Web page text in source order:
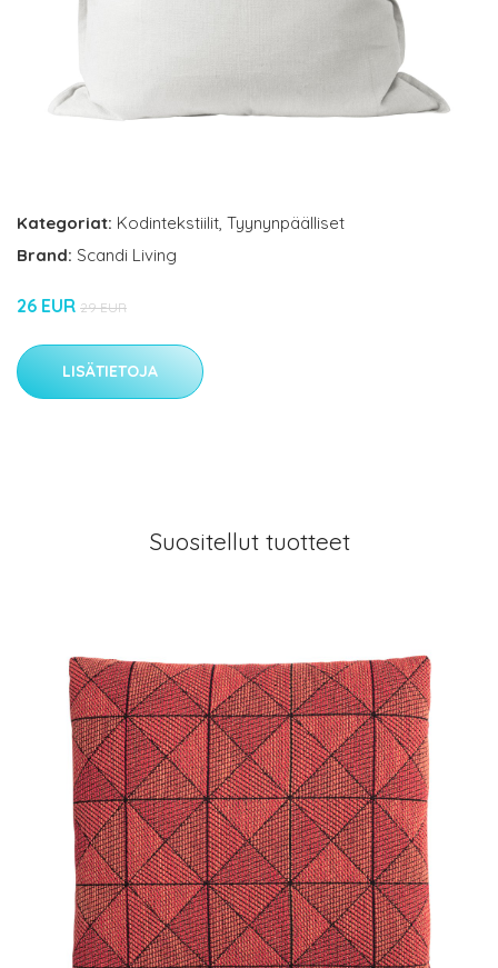
Kategoriat: Kodintekstiilit, Tyynynpäälliset
Brand: Scandi Living
26 EUR 29 EUR
LISÄTIETOJA
Suositellut tuotteet